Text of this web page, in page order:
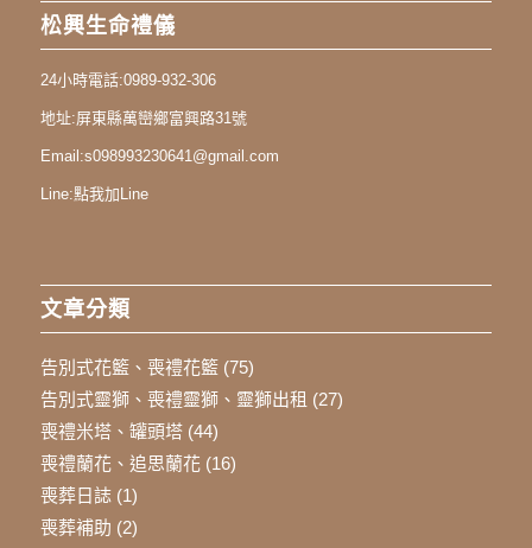
松興生命禮儀
24小時電話:0989-932-306
地址:屏東縣萬巒鄉富興路31號
Email:s098993230641@gmail.com
Line:點我加Line
文章分類
告別式花籃、喪禮花籃(75)
告別式靈獅、喪禮靈獅、靈獅出租 (27)
喪禮米塔、罐頭塔(44)
喪禮蘭花、追思蘭花(16)
喪葬日誌(1)
喪葬補助 (2)